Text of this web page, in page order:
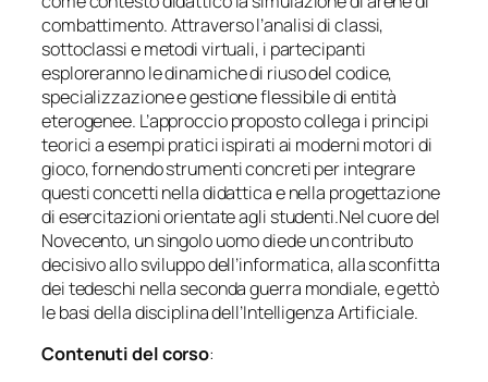
combattimento. Attraverso l’analisi di classi,
sottoclassi e metodi virtuali, i partecipanti
esploreranno le dinamiche di riuso del codice,
specializzazione e gestione flessibile di entità
eterogenee. L’approccio proposto collega i principi
teorici a esempi pratici ispirati ai moderni motori di
gioco, fornendo strumenti concreti per integrare
questi concetti nella didattica e nella progettazione
di esercitazioni orientate agli studenti.Nel cuore del
Novecento, un singolo uomo diede un contributo
decisivo allo sviluppo dell’informatica, alla sconfitta
dei tedeschi nella seconda guerra mondiale, e gettò
le basi della disciplina dell’Intelligenza Artificiale.
Contenuti del corso: